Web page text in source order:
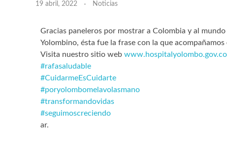
19 abril, 2022 Noticias
Gracias paneleros por mostrar a Colombia y al
Yolombino, ésta fue la frase con la que
Visita nuestro sitio web www.hospitalyolombo.gov.co
#rafasaludable
#CuidarmeEsCuidarte
#poryolombomelavolasmano
#transformandovidas
#seguimoscreciendo
ar.